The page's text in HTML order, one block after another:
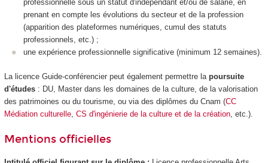
professionnelle sous un statut d'indépendant et/ou de salarié, en
prenant en compte les évolutions du secteur et de la profession
(apparition des plateformes numériques, cumul des statuts
professionnels, etc.) ;
une expérience professionnelle significative (minimum 12 semaines).
La licence Guide-conférencier peut également permettre la poursuite
d'études: DU, Master dans les domaines de la culture, de la valorisation
des patrimoines ou du tourisme, ou via des diplômes du Cnam (CC
Médiation culturelle, CS d'ingénierie de la culture et de la création, etc.).
Mentions officielles